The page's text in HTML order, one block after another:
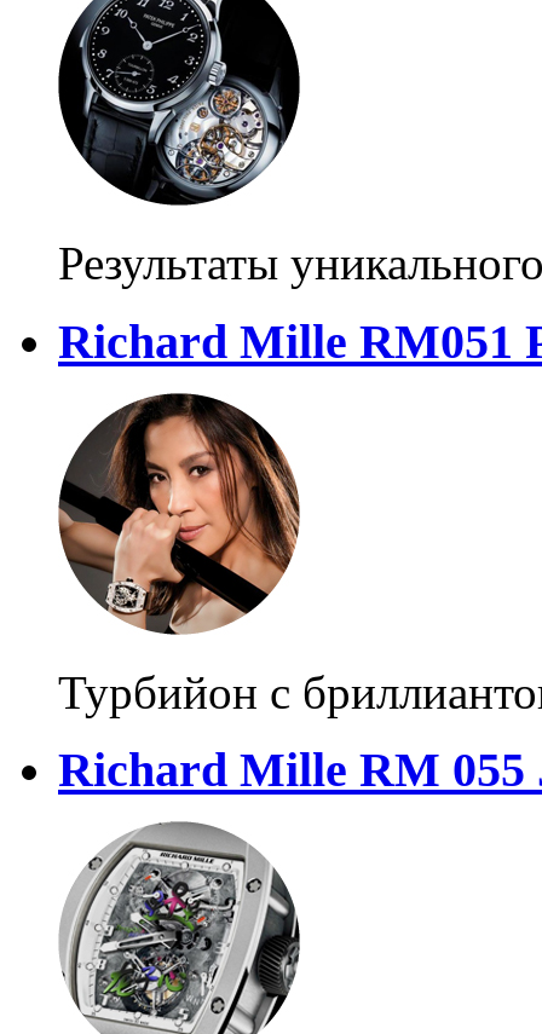
Результаты
Richard Mille RM051
Турбийон с
Richard Mille RM 055